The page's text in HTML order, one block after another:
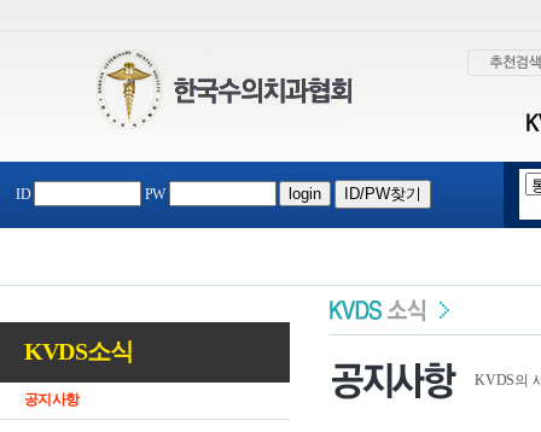
ID PW
KVDS소식
공지사항
KVDS의